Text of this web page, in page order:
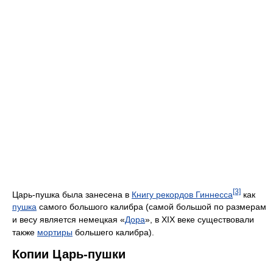
Царь-пушка была занесена в Книгу рекордов Гиннесса[3] как
пушка самого большого калибра (самой большой по размерам
и весу является немецкая «Дора», в XIX веке существовали
также мортиры большего калибра).
Копии Царь-пушки